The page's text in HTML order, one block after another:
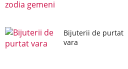
Bijuterii de purtat
vara